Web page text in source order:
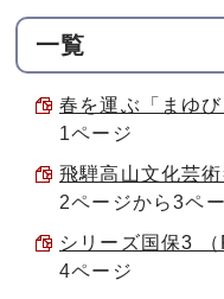
一覧
春を運ぶ「まゆ
1ページ
飛騨高山文化芸
2ページから3ペ
シリーズ国保3
4ページ